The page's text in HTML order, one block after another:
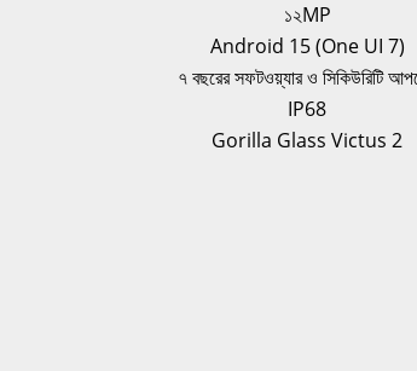
১২MP
Android 15 (One UI 7)
৭ বছরের সফটওয়্যার ও সিকিউরিটি
IP68
Gorilla Glass Victus 2